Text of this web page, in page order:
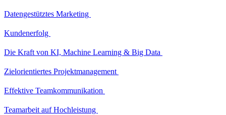
Datengestütztes Marketing
Kundenerfolg
Die Kraft von KI, Machine Learning & Big Data
Zielorientiertes Projektmanagement
Effektive Teamkommunikation
Teamarbeit auf Hochleistung